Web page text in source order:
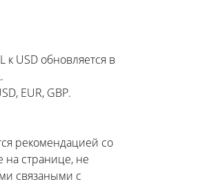
USD обновляется в
EUR, GBP.
рекомендацией со
на странице, не
связаными с